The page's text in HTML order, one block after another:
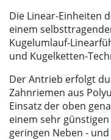
Die Linear-Einheiten
einem
Kugelumlauf-
und Kugelketten-
Der Antrieb erfolgt
Zahnriemen aus
Einsatz der oben
einem sehr
geringen Neben -